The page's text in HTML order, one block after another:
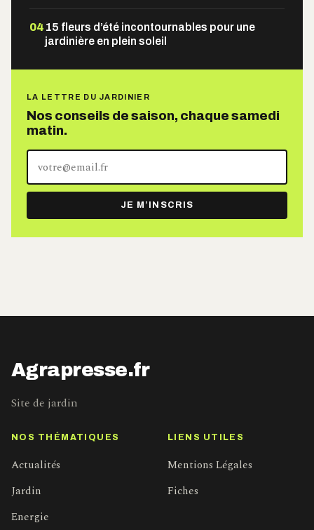
04 15 fleurs d’été incontournables pour une
jardinière en plein soleil
LA LETTRE DU JARDINIER
Nos conseils de saison, chaque samedi
matin.
adresse
e-
mail
JE M’INSCRIS
Agrapresse.fr
Site de jardin
NOS THÉMATIQUES
Actualités
Jardin
Energie
LIENS UTILES
Mentions Légales
Fiches